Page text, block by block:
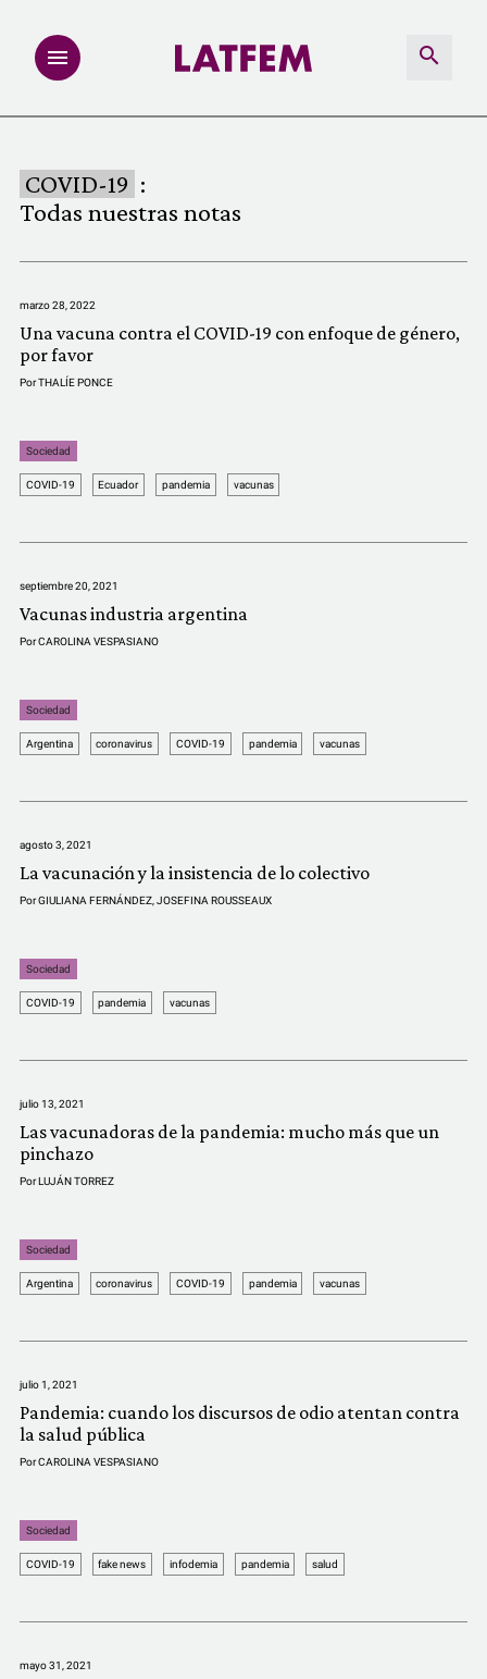
INVESTIGACIONES
MULTIMEDIA
LATFEMLAB.
PRODUCTOS
COMUNIDAD
COVID-19 :
Todas nuestras notas
marzo 28, 2022
Una vacuna contra el COVID-19 con enfoque de género,
por favor
PorTHALÍE PONCE
Sociedad
COVID-19 Ecuador pandemia vacunas
septiembre 20, 2021
Vacunas industria argentina
PorCAROLINA VESPASIANO
Sociedad
Argentina coronavirus COVID-19 pandemia vacunas
agosto 3, 2021
La vacunación y la insistencia de lo colectivo
PorGIULIANA FERNÁNDEZ JOSEFINA ROUSSEAUX
Sociedad
COVID-19 pandemia vacunas
julio 13, 2021
Las vacunadoras de la pandemia: mucho más que un
pinchazo
PorLUJÁN TORREZ
Sociedad
Argentina coronavirus COVID-19 pandemia vacunas
julio 1, 2021
Pandemia: cuando los discursos de odio atentan contra
la salud pública
PorCAROLINA VESPASIANO
Sociedad
COVID-19 fake news infodemia pandemia salud
mayo 31, 2021